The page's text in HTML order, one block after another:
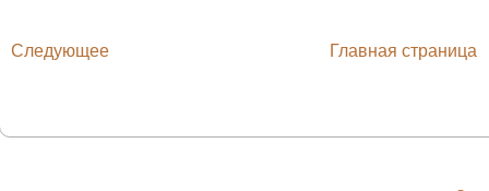
Следующее Главная страница